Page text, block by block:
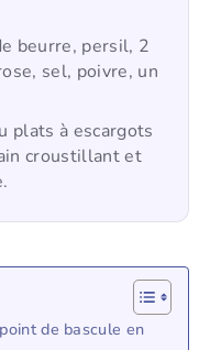
beurre, persil, 2
sel, poivre, un
plats à escargots
croustillant et
de bascule en